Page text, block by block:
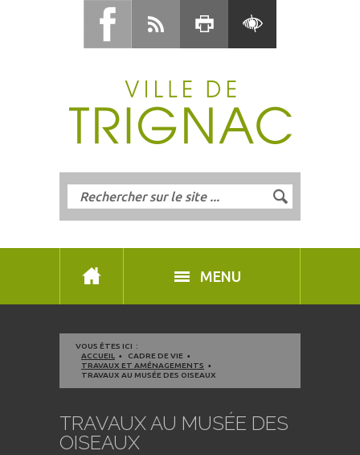
MENU
VOUS ÊTES ICI :
ACCUEIL
CADRE DE VIE
TRAVAUX ET AMÉNAGEMENTS
TRAVAUX AU MUSÉE DES OISEAUX
TRAVAUX AU MUSÉE DES
OISEAUX